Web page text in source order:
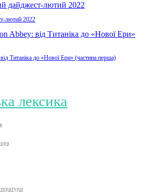
лютий 2022
Титаніка до «Нової Ери» (частина перша)
лексика